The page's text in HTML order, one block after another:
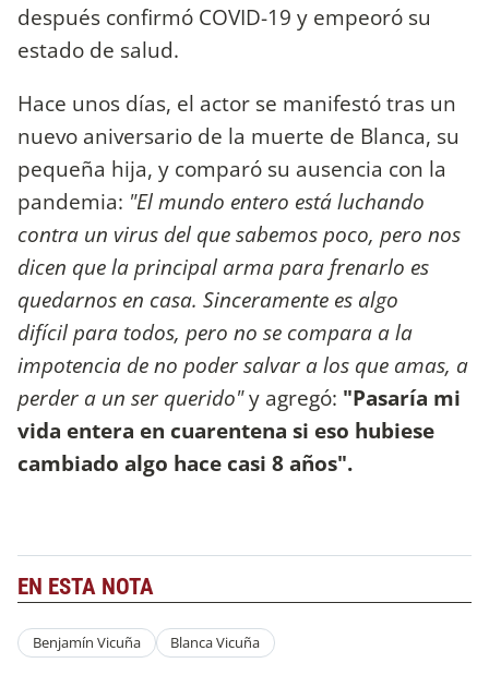
después confirmó COVID-19 y empeoró su
estado de salud.
Hace unos días, el actor se manifestó tras un
nuevo aniversario de la muerte de Blanca, su
pequeña hija, y comparó su ausencia con la
pandemia: "El mundo entero está luchando
contra un virus del que sabemos poco, pero nos
dicen que la principal arma para frenarlo es
quedarnos en casa. Sinceramente es algo
difícil para todos, pero no se compara a la
impotencia de no poder salvar a los que amas, a
perder a un ser querido"y agregó: "Pasaría mi
vida entera en cuarentena si eso hubiese
cambiado algo hace casi 8 años".
EN ESTA NOTA
Benjamín Vicuña Blanca Vicuña